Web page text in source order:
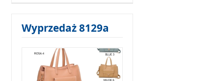
Wyprzedaż 8129a